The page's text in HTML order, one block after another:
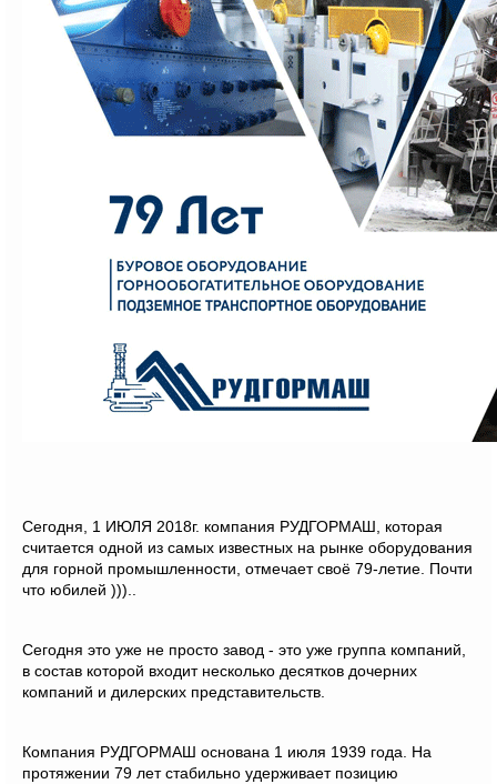
Сегодня, 1 ИЮЛЯ 2018г. компания РУДГОРМАШ, которая
считается одной из самых известных на рынке оборудования
для горной промышленности, отмечает своё 79-летие. Почти
что юбилей )))..
Сегодня это уже не просто завод - это уже группа компаний,
в состав которой входит несколько десятков дочерних
компаний и дилерских представительств.
Компания РУДГОРМАШ основана 1 июля 1939 года. На
протяжении 79 лет стабильно удерживает позицию